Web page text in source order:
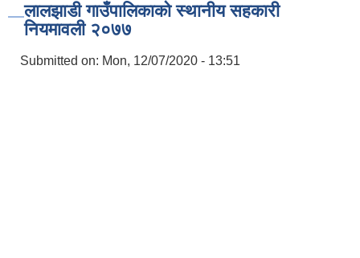
लालझाडी गाउँपालिकाको स्थानीय सहकारी
नियमावली २०७७
Submitted on: Mon, 12/07/2020 - 13:51